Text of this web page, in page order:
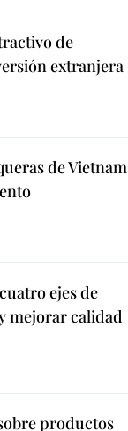
de
extranjera
de Vietnam
ejes de
mejorar calidad
productos